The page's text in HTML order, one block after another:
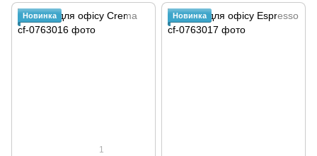
Новинка
1
Новинка